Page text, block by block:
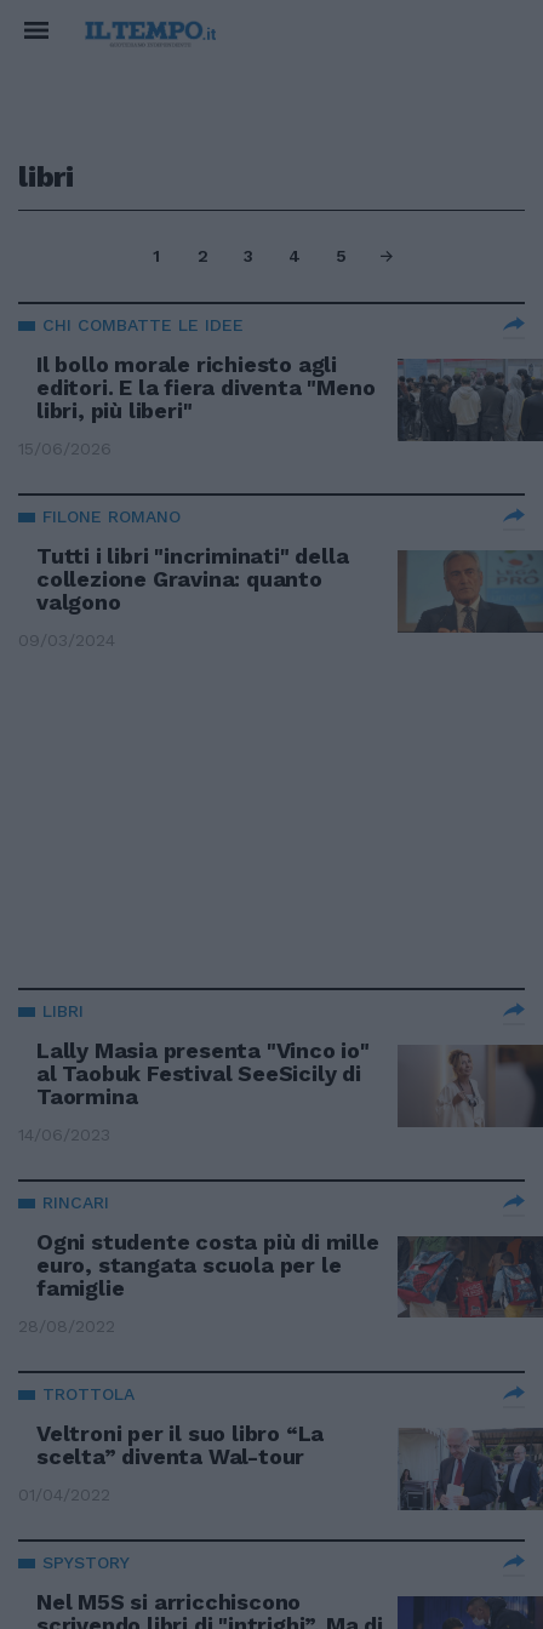
libri
1 2 3 4 5
CHI COMBATTE LE IDEE
Il bollo morale richiesto agli
editori. E la fiera diventa "Meno
libri, più liberi"
15/06/2026
FILONE ROMANO
Tutti i libri "incriminati" della
collezione Gravina: quanto
valgono
09/03/2024
LIBRI
Lally Masia presenta "Vinco io"
al Taobuk Festival SeeSicily di
Taormina
14/06/2023
RINCARI
Ogni studente costa più di mille
euro, stangata scuola per le
famiglie
28/08/2022
TROTTOLA
Veltroni per il suo libro “La
scelta” diventa Wal-tour
01/04/2022
SPYSTORY
Nel M5S si arricchiscono